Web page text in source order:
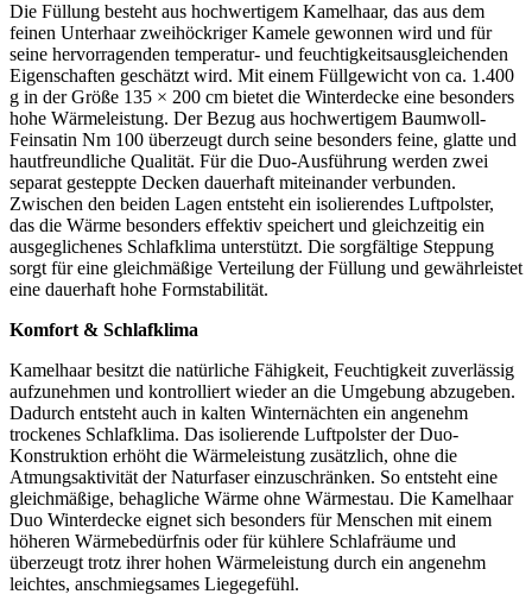
Die Füllung besteht aus hochwertigem Kamelhaar, das aus dem
feinen Unterhaar zweihöckriger Kamele gewonnen wird und für
seine hervorragenden temperatur- und feuchtigkeitsausgleichenden
Eigenschaften geschätzt wird. Mit einem Füllgewicht von ca. 1.400
g in der Größe 135 × 200 cm bietet die Winterdecke eine besonders
hohe Wärmeleistung. Der Bezug aus hochwertigem Baumwoll-
Feinsatin Nm 100 überzeugt durch seine besonders feine, glatte und
hautfreundliche Qualität. Für die Duo-Ausführung werden zwei
separat gesteppte Decken dauerhaft miteinander verbunden.
Zwischen den beiden Lagen entsteht ein isolierendes Luftpolster,
das die Wärme besonders effektiv speichert und gleichzeitig ein
ausgeglichenes Schlafklima unterstützt. Die sorgfältige Steppung
sorgt für eine gleichmäßige Verteilung der Füllung und gewährleistet
eine dauerhaft hohe Formstabilität.
Komfort & Schlafklima
Kamelhaar besitzt die natürliche Fähigkeit, Feuchtigkeit zuverlässig
aufzunehmen und kontrolliert wieder an die Umgebung abzugeben.
Dadurch entsteht auch in kalten Winternächten ein angenehm
trockenes Schlafklima. Das isolierende Luftpolster der Duo-
Konstruktion erhöht die Wärmeleistung zusätzlich, ohne die
Atmungsaktivität der Naturfaser einzuschränken. So entsteht eine
gleichmäßige, behagliche Wärme ohne Wärmestau. Die Kamelhaar
Duo Winterdecke eignet sich besonders für Menschen mit einem
höheren Wärmebedürfnis oder für kühlere Schlafräume und
überzeugt trotz ihrer hohen Wärmeleistung durch ein angenehm
leichtes, anschmiegsames Liegegefühl.